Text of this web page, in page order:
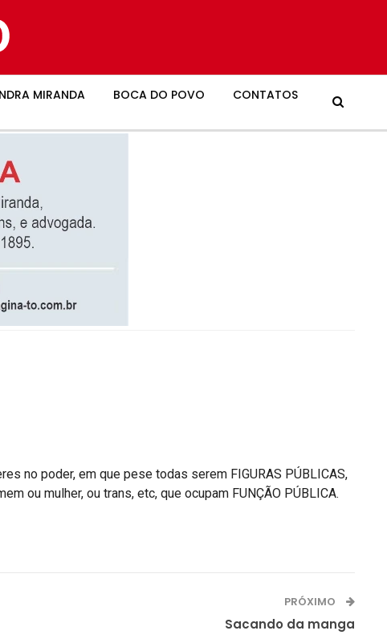
MIRANDA BOCA DO POVO CONTATOS
no poder, em que pese todas serem FIGURAS PÚBLICAS,
ou mulher, ou trans, etc, que ocupam FUNÇÃO PÚBLICA.
PRÓXIMO
Sacando da manga